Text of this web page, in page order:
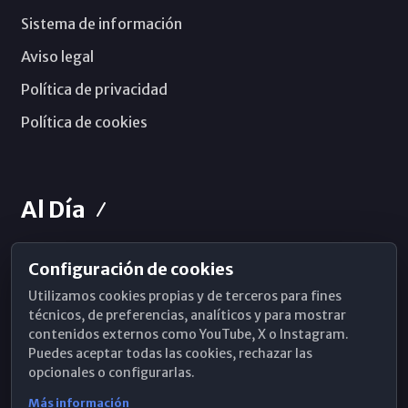
Sistema de información
Aviso legal
Política de privacidad
Política de cookies
Al Día
Horarios de Misa
Hemeroteca
WhatsApp
Configuración de cookies
Utilizamos cookies propias y de terceros para fines
técnicos, de preferencias, analíticos y para mostrar
contenidos externos como YouTube, X o Instagram.
Puedes aceptar todas las cookies, rechazar las
opcionales o configurarlas.
Más información